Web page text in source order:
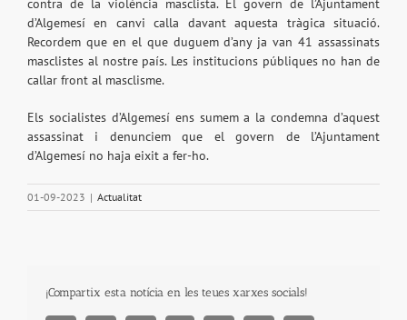
contra de la violència masclista. El govern de l’Ajuntament
d’Algemesí en canvi calla davant aquesta tràgica situació.
Recordem que en el que duguem d’any ja van 41 assassinats
masclistes al nostre país. Les institucions públiques no han de
callar front al masclisme.
Els socialistes d’Algemesí ens sumem a la condemna d’aquest
assassinat i denunciem que el govern de l’Ajuntament
d’Algemesí no haja eixit a fer-ho.
01-09-2023 | Actualitat
¡Compartix esta notícia en les teues xarxes socials!